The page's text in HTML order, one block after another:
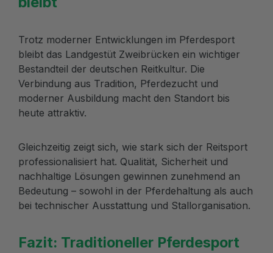
Trotz moderner Entwicklungen im Pferdesport
bleibt das Landgestüt Zweibrücken ein wichtiger
Bestandteil der deutschen Reitkultur. Die
Verbindung aus Tradition, Pferdezucht und
moderner Ausbildung macht den Standort bis
heute attraktiv.
Gleichzeitig zeigt sich, wie stark sich der Reitsport
professionalisiert hat. Qualität, Sicherheit und
nachhaltige Lösungen gewinnen zunehmend an
Bedeutung – sowohl in der Pferdehaltung als auch
bei technischer Ausstattung und Stallorganisation.
Fazit: Traditioneller Pferdesport